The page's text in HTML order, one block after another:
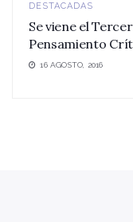
DESTACADAS
Se viene el
Pensamiento
16 AGOSTO, 2016